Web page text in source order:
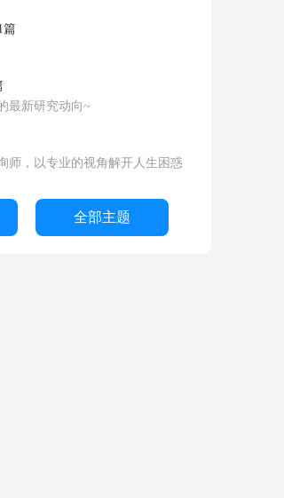
篇
最新研究动向~
师，以专业的视角解开人生困惑
全部主题